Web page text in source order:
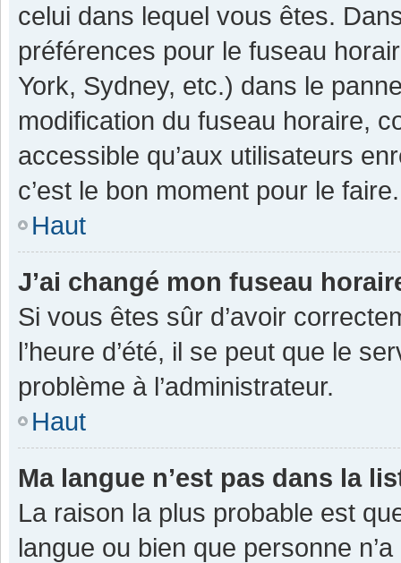
celui dans lequel vous êtes.
préférences pour le fuseau
York, Sydney, etc.) dans le
modification du fuseau horaire,
accessible qu’aux utilisateurs
c’est le bon moment pour le faire.
Haut
J’ai changé mon fuseau
Si vous êtes sûr d’avoir
l’heure d’été, il se peut que le
problème à l’administrateur.
Haut
Ma langue n’est pas dans la
La raison la plus probable est
langue ou bien que personne